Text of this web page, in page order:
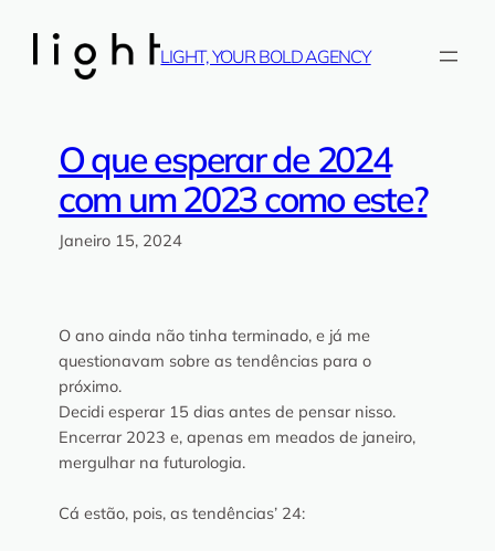
LIGHT, YOUR BOLD AGENCY
O que esperar de 2024
com um 2023 como este?
Janeiro 15, 2024
O ano ainda não tinha terminado, e já me
questionavam sobre as tendências para o
próximo.
Decidi esperar 15 dias antes de pensar nisso.
Encerrar 2023 e, apenas em meados de janeiro,
mergulhar na futurologia.
Cá estão, pois, as tendências’ 24: